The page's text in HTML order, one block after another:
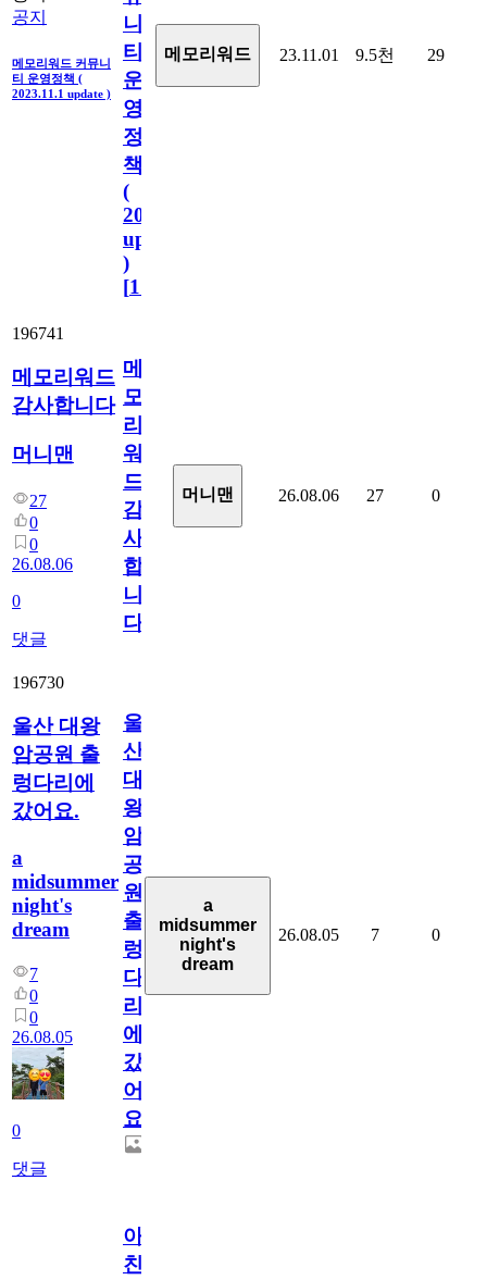
공지
메모리워드 커뮤니
티 운영정책 (
2023.11.1 update )
니
티
운
영
정
책
(
2023.11.1
update
)
[110
메모리워드 23.11.01 9.5천 29
196741
메모리워드
감사합니다
머니맨
27
0
0
26.08.06
0
댓글
메
모
리
워
드
감
사
합
니
다
머니맨 26.08.06 27 0
196730
울산 대왕
암공원 출
렁다리에
갔어요.
a
midsummer
night's
dream
7
0
0
26.08.05
0
댓글
울
산
대
왕
암
공
원
출
렁
다
리
에
갔
어
요.
a
midsummer
night's
dream
26.08.05 7 0
아.
친